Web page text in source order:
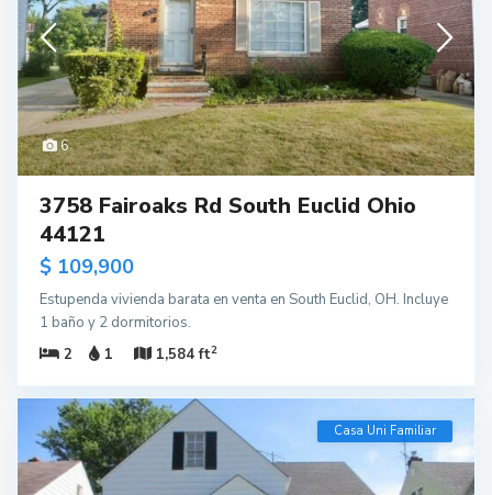
6
3758 Fairoaks Rd South Euclid Ohio
44121
$ 109,900
Estupenda vivienda barata en venta en South Euclid, OH. Incluye
1 baño y 2 dormitorios.
2
1 1,584 ft2
Casa Uni Familiar